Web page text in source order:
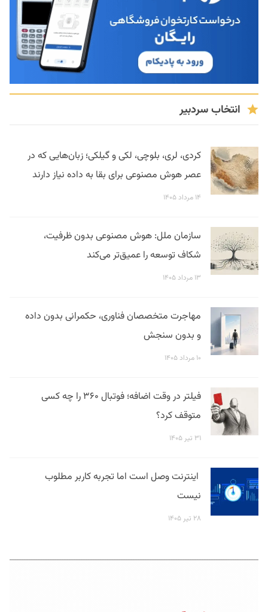
انتخاب سردبیر
کردی، لری، بلوچی، لکی و گیلکی؛ زبان‌هایی که در
عصر هوش مصنوعی برای بقا به داده نیاز دارند
۱۴ مرداد ۱۴۰۵
سازمان ملل: هوش مصنوعی بدون ظرفیت،
شکاف توسعه را عمیق‌تر می‌کند
۱۳ مرداد ۱۴۰۵
مهاجرت متخصصان فناوری، حکمرانی بدون داده
و بدون سنجش
۱۰ مرداد ۱۴۰۵
فیلتر در وقت اضافه؛ فوتبال ۳۶۰ را چه کسی
متوقف کرد؟
۳۱ تیر ۱۴۰۵
اینترنت وصل است اما تجربه کاربر مطلوب
نیست
۲۸ تیر ۱۴۰۵